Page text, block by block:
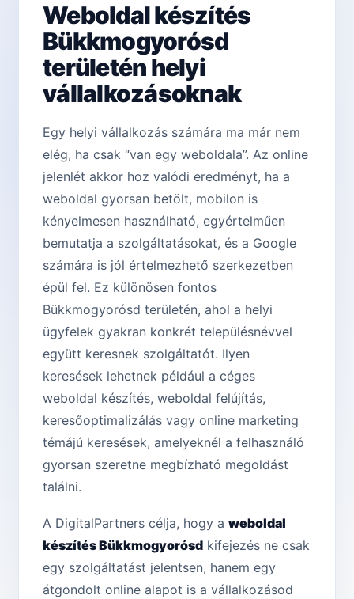
Weboldal készítés
Bükkmogyorósd
területén helyi
vállalkozásoknak
Egy helyi vállalkozás számára ma már nem
elég, ha csak “van egy weboldala”. Az online
jelenlét akkor hoz valódi eredményt, ha a
weboldal gyorsan betölt, mobilon is
kényelmesen használható, egyértelműen
bemutatja a szolgáltatásokat, és a Google
számára is jól értelmezhető szerkezetben
épül fel. Ez különösen fontos
Bükkmogyorósd területén, ahol a helyi
ügyfelek gyakran konkrét településnévvel
együtt keresnek szolgáltatót. Ilyen
keresések lehetnek például a céges
weboldal készítés, weboldal felújítás,
keresőoptimalizálás vagy online marketing
témájú keresések, amelyeknél a felhasználó
gyorsan szeretne megbízható megoldást
találni.
A DigitalPartners célja, hogy a weboldal
készítés Bükkmogyorósd kifejezés ne csak
egy szolgáltatást jelentsen, hanem egy
átgondolt online alapot is a vállalkozásod